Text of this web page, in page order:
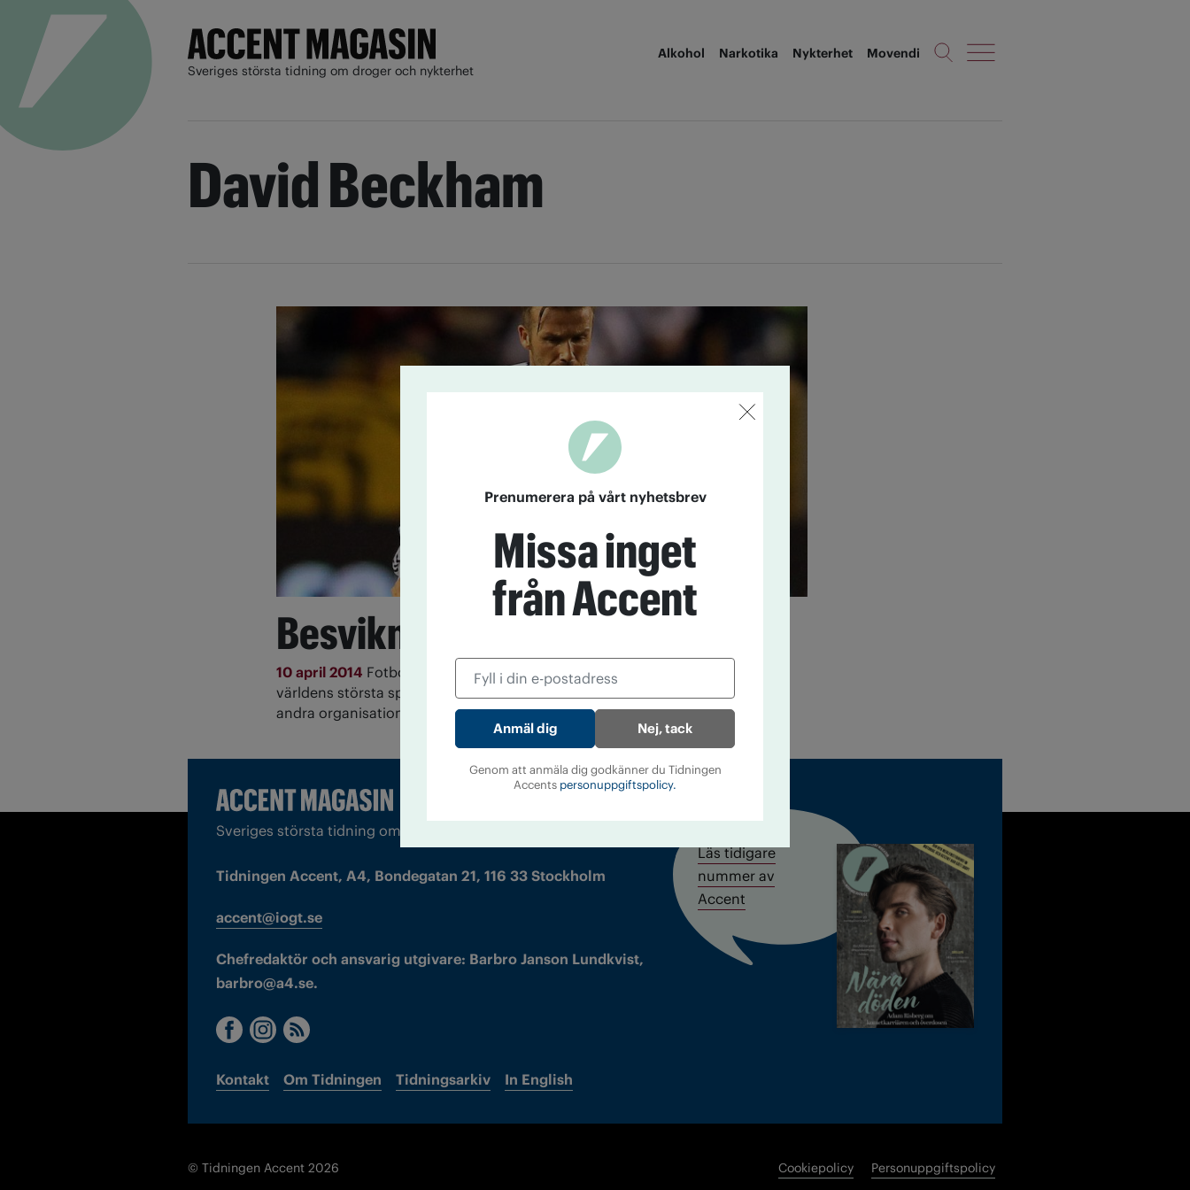
Sveriges största tidning om droger och nykterhet
Alkohol Narkotika Nykterhet Movendi
David Beckham
Besvikna på Beckham
10 april 2014 Fotbollsstjärnan David Beckham säljer sitt namn till
världens största spritproducent – något som nu kritiseras hårt av bland
andra organisationen Alcohol Concern.
Sveriges största tidning om droger och nykterhet
Tidningen Accent, A4, Bondegatan 21, 116 33 Stockholm
accent@iogt.se
Chefredaktör och ansvarig utgivare: Barbro Janson Lundkvist,
barbro@a4.se.
Kontakt Om Tidningen Tidningsarkiv In English
Läs tidigare
nummer av
Accent
© Tidningen Accent 2026 Cookiepolicy Personuppgiftspolicy
Prenumerera på vårt nyhetsbrev
Missa inget
från Accent
Nej, tack
Genom att anmäla dig godkänner du Tidningen
Accents personuppgiftspolicy.